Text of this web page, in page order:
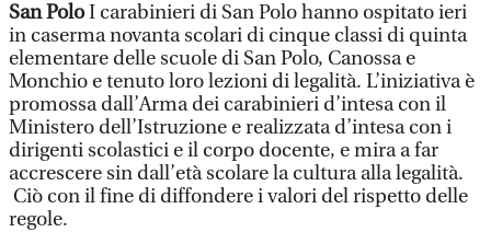
San PoloI carabinieri di San Polo hanno ospitato ieri
in caserma novanta scolari di cinque classi di quinta
elementare delle scuole di San Polo, Canossa e
Monchio e tenuto loro lezioni di legalità. L’iniziativa è
promossa dall’Arma dei carabinieri d’intesa con il
Ministero dell’Istruzione e realizzata d’intesa con i
dirigenti scolastici e il corpo docente, e mira a far
accrescere sin dall’età scolare la cultura alla legalità.
Ciò con il fine di diffondere i valori del rispetto delle
regole.